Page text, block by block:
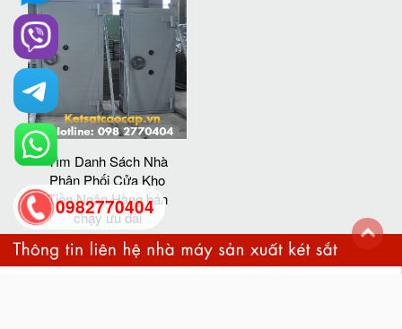
Tìm Danh Sách Nhà
Phân Phối Cửa Kho
Tiền Ngân Hàng bán
chạy ưu đãi
0982770404
back